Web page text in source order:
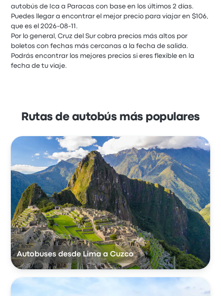
autobús de Ica a Paracas con base en los últimos 2 días.
Puedes llegar a encontrar el mejor precio para viajar en $106,
que es el 2026-08-11.
Por lo general, Cruz del Sur cobra precios más altos por
boletos con fechas más cercanas a la fecha de salida.
Podrás encontrar los mejores precios si eres flexible en la
fecha de tu viaje.
Rutas de autobús más populares
Autobuses desde Lima a Cuzco